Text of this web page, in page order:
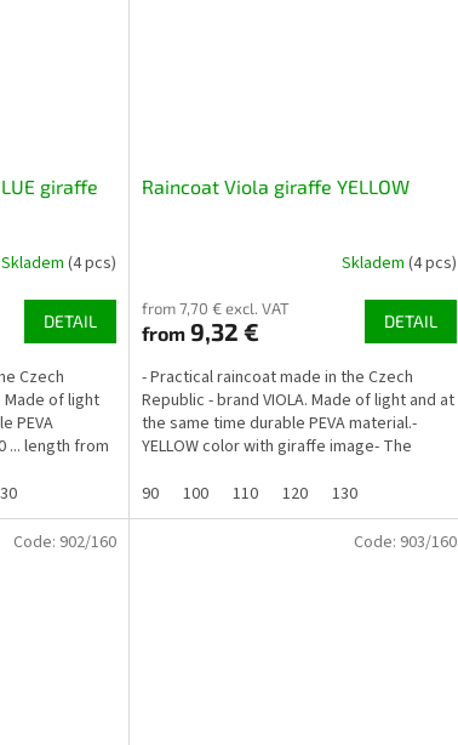
giraffe
Skladem (4 pcs)
DETAIL
Czech
Made of light
PEVA
... length from
Raincoat Viola giraffe YELLOW
Skladem (4 pcs)
from 7,70 € excl. VAT
from9,32 € DETAIL
- Practical raincoat made in the Czech
Republic - brand VIOLA. Made of light and at
the same time durable PEVA material.-
YELLOW color with giraffe image- The
90
100 110 120 130
Code: 902/160 Code: 903/160